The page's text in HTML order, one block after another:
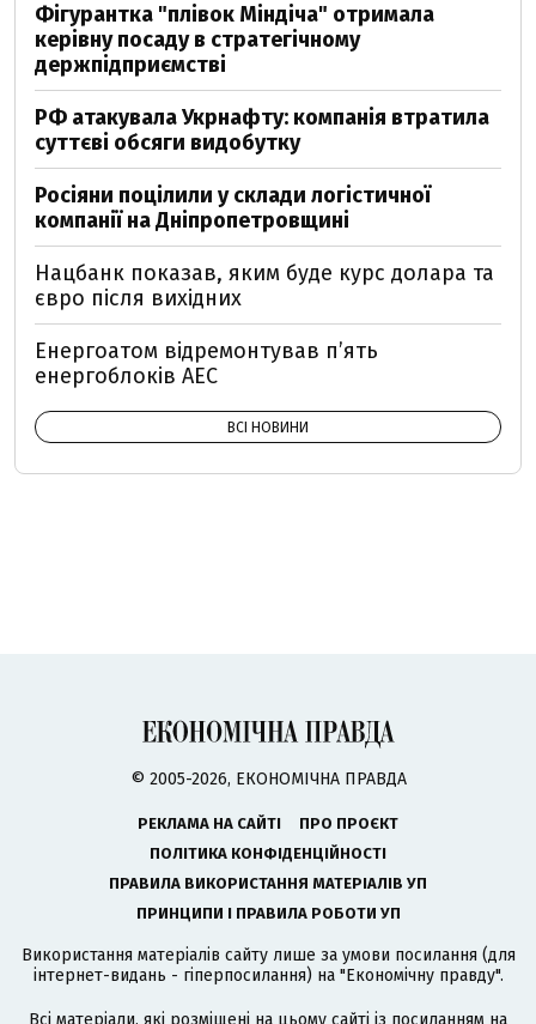
Фігурантка "плівок Міндіча" отримала
керівну посаду в стратегічному
держпідприємстві
РФ атакувала Укрнафту: компанія втратила
суттєві обсяги видобутку
Росіяни поцілили у склади логістичної
компанії на Дніпропетровщині
Нацбанк показав, яким буде курс долара та
євро після вихідних
Енергоатом відремонтував п’ять
енергоблоків АЕС
ВСІ НОВИНИ
© 2005-2026, ЕКОНОМІЧНА ПРАВДА
РЕКЛАМА НА САЙТІ
ПРО ПРОЄКТ
ПОЛІТИКА КОНФІДЕНЦІЙНОСТІ
ПРАВИЛА ВИКОРИСТАННЯ МАТЕРІАЛІВ УП
ПРИНЦИПИ І ПРАВИЛА РОБОТИ УП
Використання матеріалів сайту лише за умови посилання (для
інтернет-видань - гіперпосилання) на "Економічну правду".
Всі матеріали, які розміщені на цьому сайті із посиланням на